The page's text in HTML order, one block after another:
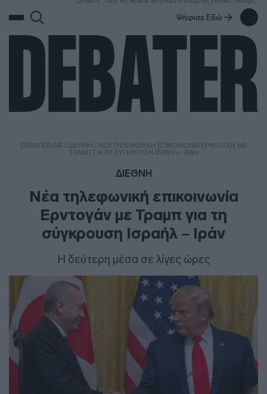
Ψήφισε Εδώ
DEBATER.GR / ΔΙΕΘΝΗ / ΝΈΑ ΤΗΛΕΦΩΝΙΚΉ ΕΠΙΚΟΙΝΩΝΊΑ ΕΡΝΤΟΓΆΝ ΜΕ
ΤΡΑΜΠ ΓΙΑ ΤΗ ΣΎΓΚΡΟΥΣΗ ΙΣΡΑΉΛ – ΙΡΆΝ
ΔΙΕΘΝΗ
Νέα τηλεφωνική επικοινωνία
Ερντογάν με Τραμπ για τη
σύγκρουση Ισραήλ – Ιράν
Η δεύτερη μέσα σε λίγες ώρες